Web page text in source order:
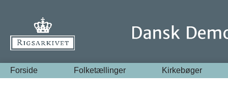
Forside Folketællinger Kirkebøger